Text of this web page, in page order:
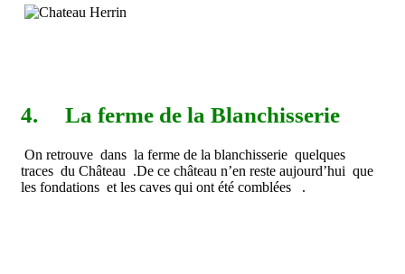
4. La ferme de la Blanchisserie
On retrouve dans la ferme de la blanchisserie quelques
traces du Château .De ce château n’en reste aujourd’hui que
les fondations et les caves qui ont été comblées .